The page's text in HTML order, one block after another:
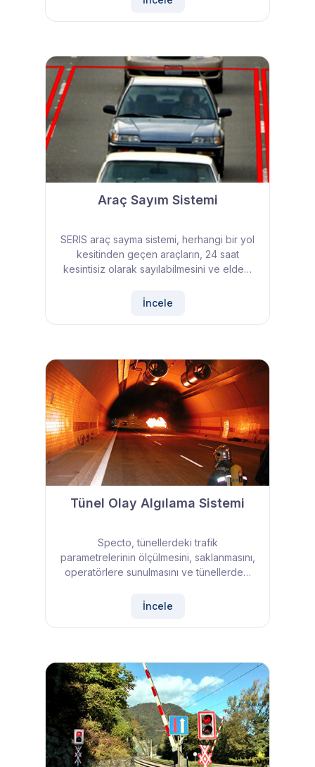
Araç Sayım Sistemi
SERIS araç sayma sistemi, herhangi bir yol
kesitinden geçen araçların, 24 saat
kesintisiz olarak sayılabilmesini ve elde…
İncele
Tünel Olay Algılama Sistemi
Specto, tünellerdeki trafik
parametrelerinin ölçülmesini, saklanmasını,
operatörlere sunulmasını ve tünellerde…
İncele